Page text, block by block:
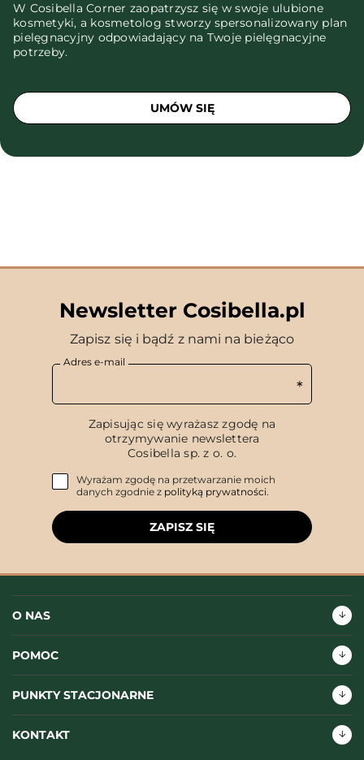
W Cosibella Corner zaopatrzysz się w swoje ulubione
kosmetyki, a kosmetolog stworzy spersonalizowany plan
pielęgnacyjny odpowiadający na Twoje pielęgnacyjne
potrzeby.
UMÓW SIĘ
Newsletter Cosibella.pl
Zapisz się i bądź z nami na bieżąco
Adres e-mail
Zapisując się wyrażasz zgodę na
otrzymywanie newslettera
Cosibella sp. z o. o.
Wyrażam zgodę na przetwarzanie moich
danych zgodnie z polityką prywatności.
ZAPISZ SIĘ
O NAS
POMOC
PUNKTY STACJONARNE
KONTAKT